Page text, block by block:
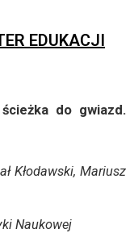
EDUKACJI
do gwiazd.
Kłodawski, Mariusz
Naukowej